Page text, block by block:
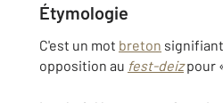
Étymologie
C'est un mot breton
opposition au fest-deizpour